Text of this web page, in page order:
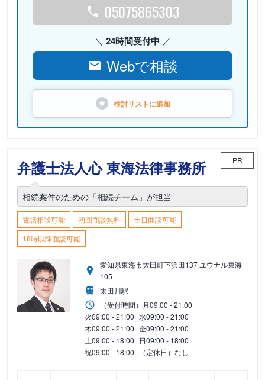
05075865303
24時間受付中
Webで相談
検討リストに追加
弁護士法人心 東海法律事務所 PR
相続案件のための「相続チーム」が担当
電話相談可能 初回面談無料
土日面談可能
18時以降面談可能
愛知県東海市大田町下浜田137 ユウナル東海
105
太田川駅
（受付時間） 月09:00 - 21:00
火09:00 - 21:00 水09:00 - 21:00
木09:00 - 21:00 金09:00 - 21:00
土09:00 - 18:00 日09:00 - 18:00
祝09:00 - 18:00 （定休日）なし